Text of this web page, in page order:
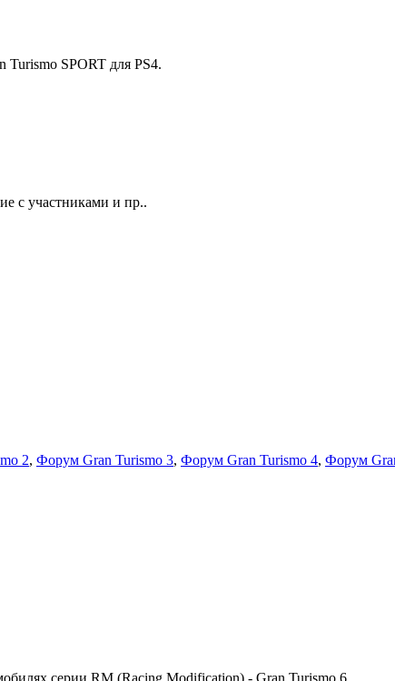
SPORT для PS4.
с участниками и пр..
2, Форум Gran Turismo 3, Форум Gran Turismo 4, Форум
серии RM (Racing Modification) - Gran Turismo 6